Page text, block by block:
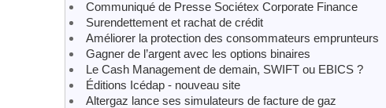
Communiqué de Presse Sociétex Corporate Finance
Surendettement et rachat de crédit
Améliorer la protection des consommateurs emprunteurs
Gagner de l’argent avec les options binaires
Le Cash Management de demain, SWIFT ou EBICS ?
Éditions Icédap - nouveau site
Altergaz lance ses simulateurs de facture de gaz